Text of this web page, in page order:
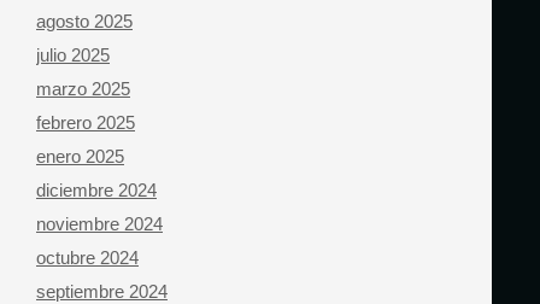
agosto 2025
julio 2025
marzo 2025
febrero 2025
enero 2025
diciembre 2024
noviembre 2024
octubre 2024
septiembre 2024